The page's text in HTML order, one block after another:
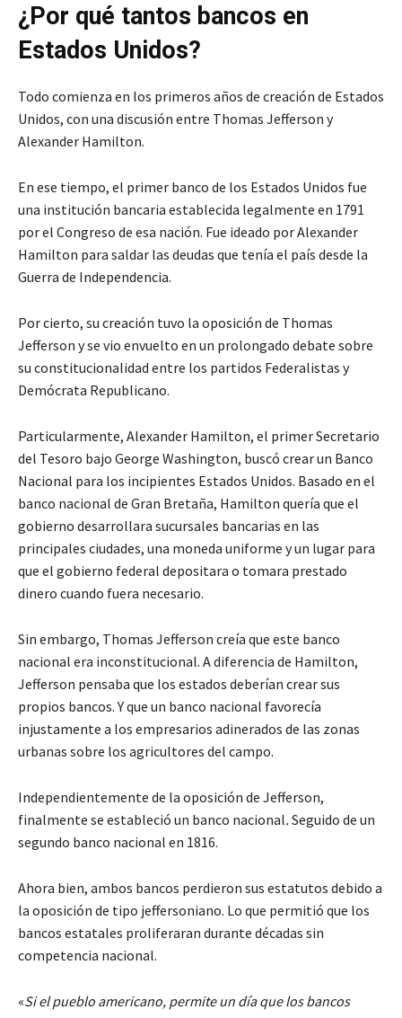
¿Por qué tantos bancos en
Estados Unidos?
Todo comienza en los primeros años de creación de Estados
Unidos, con una discusión entre Thomas Jefferson y
Alexander Hamilton.
En ese tiempo, el primer banco de los Estados Unidos fue
una institución bancaria establecida legalmente en 1791
por el Congreso de esa nación. Fue ideado por Alexander
Hamilton para saldar las deudas que tenía el país desde la
Guerra de Independencia.
Por cierto, su creación tuvo la oposición de Thomas
Jefferson y se vio envuelto en un prolongado debate sobre
su constitucionalidad entre los partidos Federalistas y
Demócrata Republicano.
Particularmente, Alexander Hamilton, el primer Secretario
del Tesoro bajo George Washington, buscó crear un Banco
Nacional para los incipientes Estados Unidos. Basado en el
banco nacional de Gran Bretaña, Hamilton quería que el
gobierno desarrollara sucursales bancarias en las
principales ciudades, una moneda uniforme y un lugar para
que el gobierno federal depositara o tomara prestado
dinero cuando fuera necesario.
Sin embargo, Thomas Jefferson creía que este banco
nacional era inconstitucional. A diferencia de Hamilton,
Jefferson pensaba que los estados deberían crear sus
propios bancos. Y que un banco nacional favorecía
injustamente a los empresarios adinerados de las zonas
urbanas sobre los agricultores del campo.
Independientemente de la oposición de Jefferson,
finalmente se estableció un banco nacional. Seguido de un
segundo banco nacional en 1816.
Ahora bien, ambos bancos perdieron sus estatutos debido a
la oposición de tipo jeffersoniano. Lo que permitió que los
bancos estatales proliferaran durante décadas sin
competencia nacional.
«Si el pueblo americano, permite un día que los bancos